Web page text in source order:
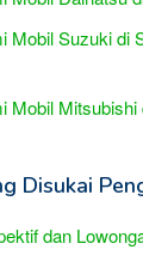
Mobil Suzuki di
Mobil
Disukai
dan